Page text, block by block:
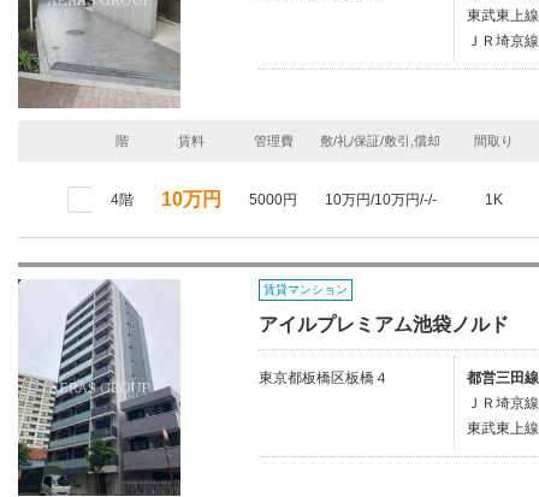
東武東上
ＪＲ埼京
階 賃料 管理費 敷/礼/保証/敷引,償却 間取り
4階 10万円 5000円 10万円/10万円/-/- 1K
賃貸マンション
アイルプレミアム池袋ノルド
東京都板橋区板橋４
都営三田
ＪＲ埼京
東武東上